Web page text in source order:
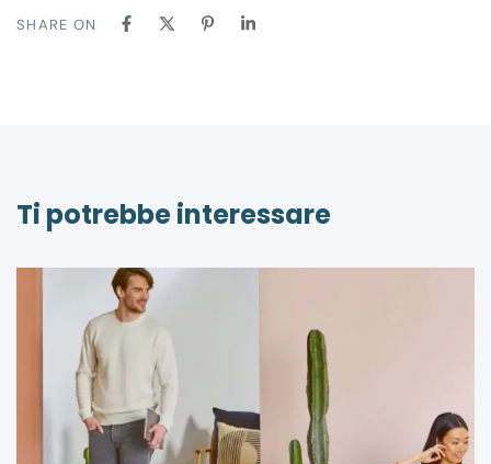
SHARE ON
Ti potrebbe interessare